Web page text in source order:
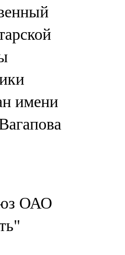
имени
ОАО